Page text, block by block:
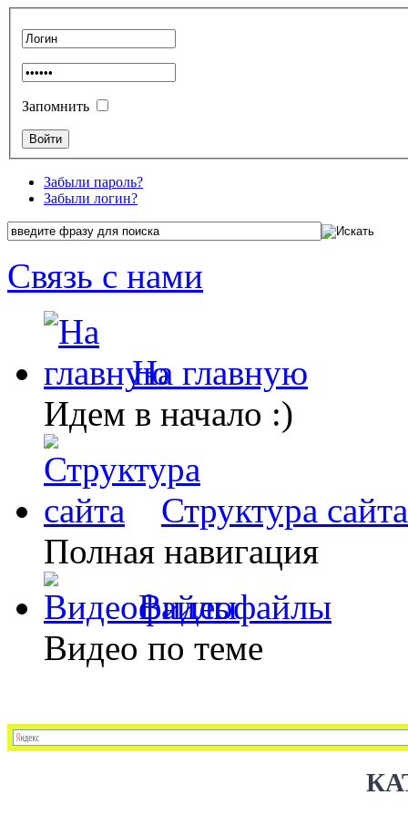
Запомнить
Забыли пароль?
Забыли логин?
Связь с нами
На главную
Идем в начало :)
Структура сайта
Полная навигация
Видеофайлы
Видео по теме